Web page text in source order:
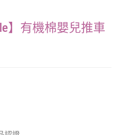
】有機棉嬰兒推車